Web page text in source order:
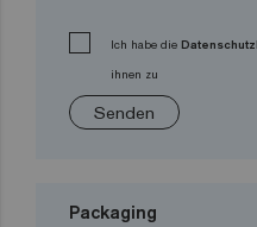
Ich habe die
ihnen zu
Senden
Packaging